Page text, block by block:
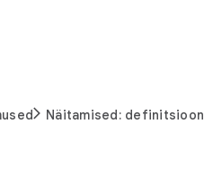
Näitamised: definitsioon